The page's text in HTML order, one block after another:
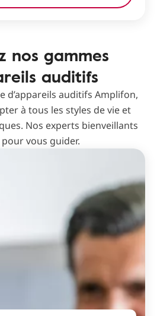
nos gammes
auditifs
d’appareils auditifs Amplifon,
à tous les styles de vie et
Nos experts bienveillants
vous guider.